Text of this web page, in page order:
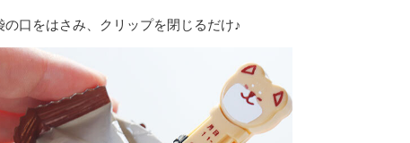
口をはさみ、クリップを閉じるだけ♪